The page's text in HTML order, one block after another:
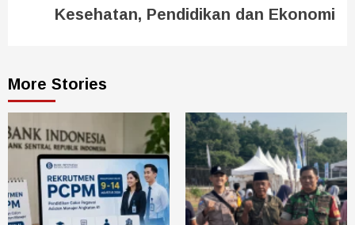
Kesehatan, Pendidikan dan Ekonomi
More Stories